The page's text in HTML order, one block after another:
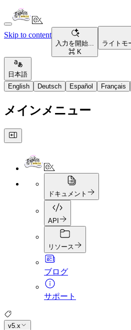
Skip to content
入力を開始...
⌘ K
ライトモ
日本語
English
Deutsch Español Français
メインメニュー
ドキュメント
API
リソース
ブログ
サポート
v5.x